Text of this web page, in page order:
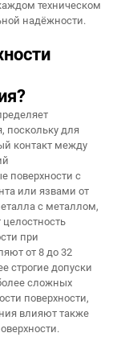
техническом
надёжности.
поскольку для
контакт между
поверхности с
или язвами от
с металлом,
при
от 8 до 32
строгие допуски
сложных
поверхности,
влияют также